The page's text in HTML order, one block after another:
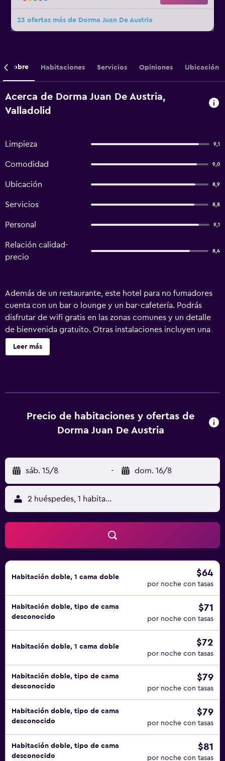
23 ofertas más de Dorma Juan De Austria
Sobre Habitaciones Servicios Opiniones Ubicación
Acerca de Dorma Juan De Austria,
Valladolid
Limpieza 9,1
Comodidad 9,0
Ubicación 8,9
Servicios 8,8
Personal 9,1
Relación calidad-
precio
8,4
Además de un restaurante, este hotel para no fumadores
cuenta con un bar o lounge y un bar-cafetería. Podrás
disfrutar de wifi gratis en las zonas comunes y un detalle
de bienvenida gratuito. Otras instalaciones incluyen una
cafetería, un centro de negocios y una zona para
conferencias. Dorma Juan de Austria ofrece 100
gratuitos y secador de pelo. Este hotel en Valladolid
ofrece acceso a Internet wifi gratis. Los servicios para
pueden practicar las actividades de ocio y esparcimiento
que se indican más abajo en las instalaciones o cerca del
alojamiento (es posible que se aplique un recargo).
Leer más
Precio de habitaciones y ofertas de
Dorma Juan De Austria
sáb. 15/8 - dom. 16/8
2 huéspedes, 1 habitación
Habitación doble, 1 cama doble $64
por noche con tasas
Habitación doble, tipo de cama
desconocido
$71
por noche con tasas
Habitación doble, 1 cama doble $72
por noche con tasas
Habitación doble, tipo de cama
desconocido
$79
por noche con tasas
Habitación doble, tipo de cama
desconocido
$79
por noche con tasas
Habitación doble, tipo de cama
desconocido
$81
por noche con tasas